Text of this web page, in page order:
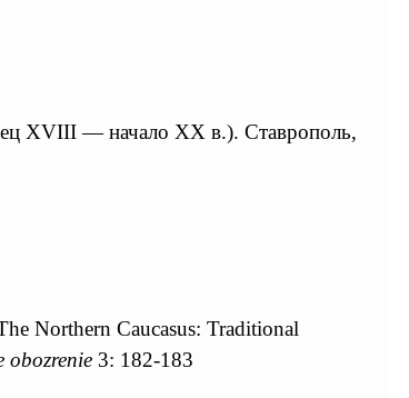
XVIII — начало XX в.). Ставрополь,
Northern Caucasus: Traditional
obozrenie 3: 182-183